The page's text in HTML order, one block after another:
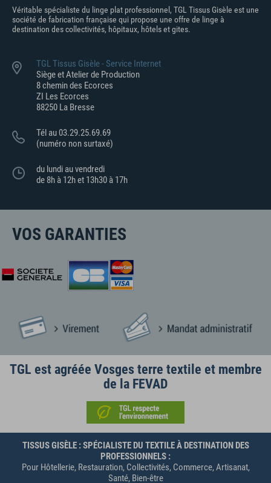
Véritable spécialiste du linge plat professionnel, TGL Tissus Gisèle est une
société de fabrication française qui propose une offre de linge à
destination des collectivités, hôpitaux, hôtels et gites.
TGL Tissus Gisèle - Service Internet
Siège et Atelier de Production
8 chemin des Ecorces
ZI Les Ecorces
88250 La Bresse
Tél au 03.29.25.69.69
(numéro non surtaxé)
du lundi au vendredi
de 8h à 12h et 13h30 à 17h
VOS GARANTIES
TGL est agréée Vosges terre textile et membre
de la FEVAD
TISSUS GISÈLE : SPÉCIALISTE DU TEXTILE À DESTINATION DES
PROFESSIONNELS :
Pour Hôtellerie, Restauration, Collectivités, Commerce, Artisanat,
Santé, Bien-être